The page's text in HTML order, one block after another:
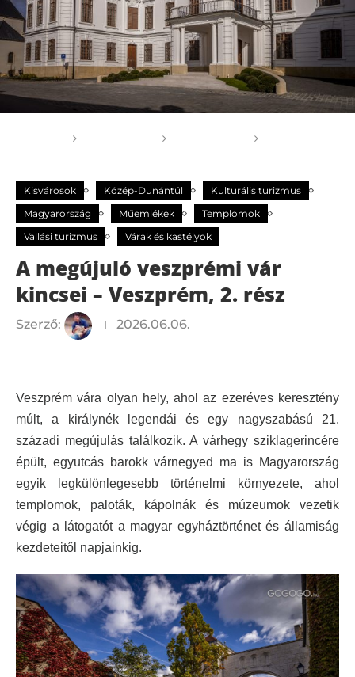
Kisvárosok Közép-Dunántúl
Kulturális turizmus
Magyarország
Műemlékek
Templomok
Vallási turizmus
Várak és kastélyok
A megújuló veszprémi vár
kincsei – Veszprém, 2. rész
Szerző: 2026.06.06.
Veszprém vára olyan hely, ahol az ezeréves keresztény
múlt, a királynék legendái és egy nagyszabású 21.
századi megújulás találkozik. A várhegy sziklagerincére
épült, egyutcás barokk várnegyed ma is Magyarország
egyik legkülönlegesebb történelmi környezete, ahol
templomok, paloták, kápolnák és múzeumok vezetik
végig a látogatót a magyar egyháztörténet és államiság
kezdeteitől napjainkig.